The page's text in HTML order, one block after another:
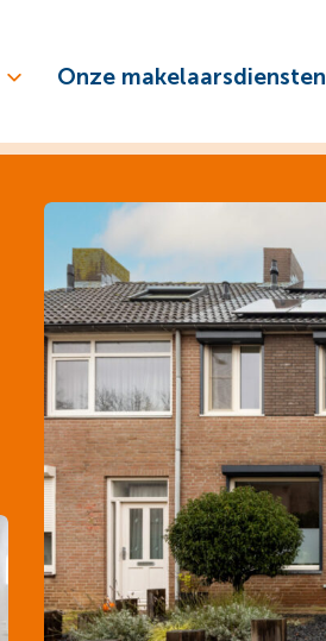
Onze makelaarsdiensten